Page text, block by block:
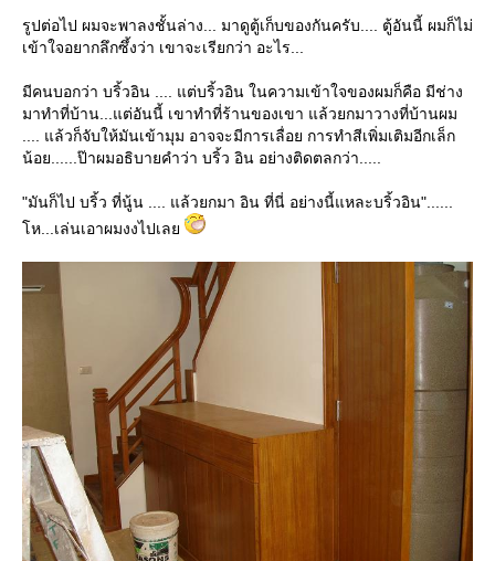
รูปต่อไป ผมจะพาลงชั้นล่าง... มาดูตู้เก็บของกันครับ.... ตู้อันนี้ ผมก็ไม่
เข้าใจอยากลึกซึ้งว่า เขาจะเรียกว่า อะไร...
มีคนบอกว่า บริ้วอิน .... แต่บริ้วอิน ในความเข้าใจของผมก็คือ มีช่าง
มาทำที่บ้าน...แต่อันนี้ เขาทำที่ร้านของเขา แล้วยกมาวางที่บ้านผม
.... แล้วก็จับให้มันเข้ามุม อาจจะมีการเลื่อย การทำสีเพิ่มเติมอีกเล็ก
น้อย......ป๊าผมอธิบายคำว่า บริ้ว อิน อย่างติดตลกว่า.....
"มันก็ไป บริ้ว ที่นู้น .... แล้วยกมา อิน ที่นี่ อย่างนี้แหละบริ้วอิน"......
ห...เล่นเอาผมงงไปเล